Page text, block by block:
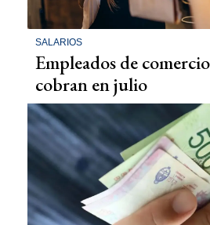
SALARIOS
Empleados de
cobran en julio